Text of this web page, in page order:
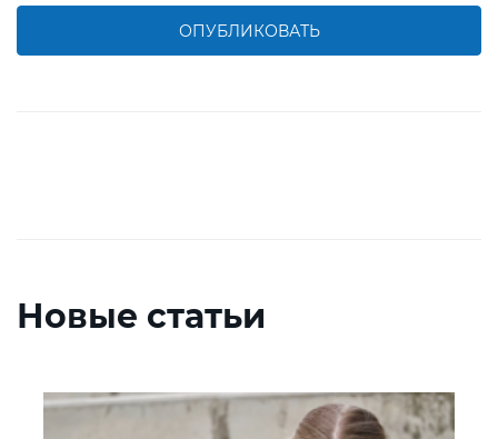
ОПУБЛИКОВАТЬ
Новые статьи